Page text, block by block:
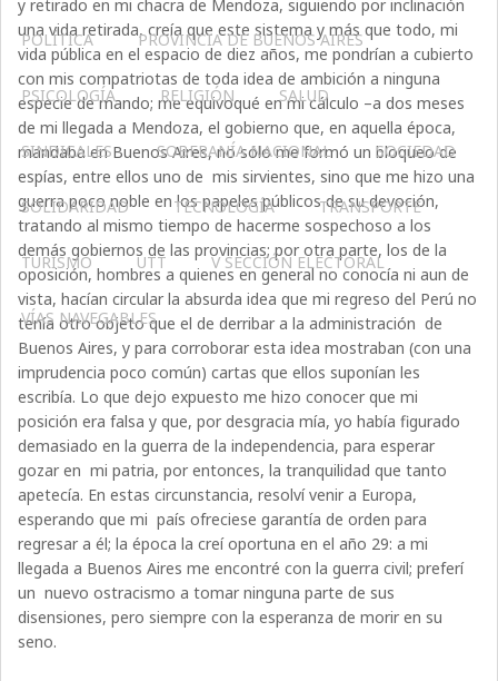
POLÍTICA PROVINCIA DE BUENOS AIRES
PSICOLOGÍA RELIGIÓN SALUD
SINDICALES SOBERANÍA NACIONAL SOCIEDAD
SOLIDARIDAD TECNOLOGÍA TRANSPORTE
TURISMO UTT V SECCIÓN ELECTORAL
VÍAS NAVEGABLES
y retirado en mi chacra de Mendoza, siguiendo por inclinación
una vida retirada, creía que este sistema y más que todo, mi
vida pública en el espacio de diez años, me pondrían a cubierto
con mis compatriotas de toda idea de ambición a ninguna
especie de mando; me equivoqué en mi cálculo –a dos meses
de mi llegada a Mendoza, el gobierno que, en aquella época,
mandaba en Buenos Aires, no sólo me formó un bloqueo de
espías, entre ellos uno de mis sirvientes, sino que me hizo una
guerra poco noble en los papeles públicos de su devoción,
tratando al mismo tiempo de hacerme sospechoso a los
demás gobiernos de las provincias; por otra parte, los de la
oposición, hombres a quienes en general no conocía ni aun de
vista, hacían circular la absurda idea que mi regreso del Perú no
tenía otro objeto que el de derribar a la administración de
Buenos Aires, y para corroborar esta idea mostraban (con una
imprudencia poco común) cartas que ellos suponían les
escribía. Lo que dejo expuesto me hizo conocer que mi
posición era falsa y que, por desgracia mía, yo había figurado
demasiado en la guerra de la independencia, para esperar
gozar en mi patria, por entonces, la tranquilidad que tanto
apetecía. En estas circunstancia, resolví venir a Europa,
esperando que mi país ofreciese garantía de orden para
regresar a él; la época la creí oportuna en el año 29: a mi
llegada a Buenos Aires me encontré con la guerra civil; preferí
un nuevo ostracismo a tomar ninguna parte de sus
disensiones, pero siempre con la esperanza de morir en su
seno.